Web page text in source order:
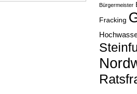
Bürgermeister
Fracking